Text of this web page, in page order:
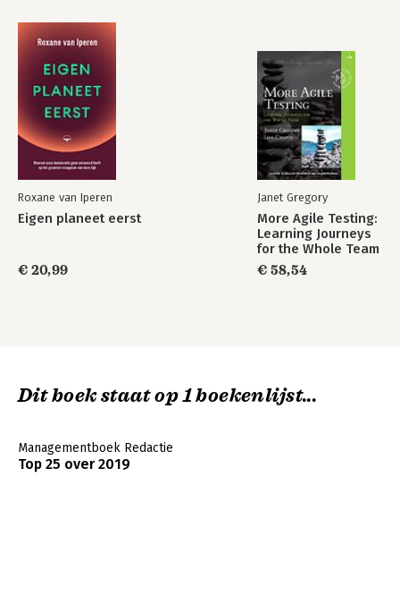
Autonome wapens 150
Kan een robot zelf denken? 152
11 DE TOEKOMST 159
Mist Nederland de boot? 160
Waar zit het plafond? 165
En de arbeidsmarkt? 166
BRONNEN 173
Roxane van Iperen
Eigen planeet eerst
€ 20,99
Janet Gregory
More Agile Testing:
Learning Journeys
for the Whole Team
€ 58,54
Dit boek staat op 1 boekenlijst...
Managementboek Redactie
Top 25 over 2019